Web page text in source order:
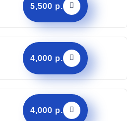
5,500 р.
4,000 р.
4,000 р.